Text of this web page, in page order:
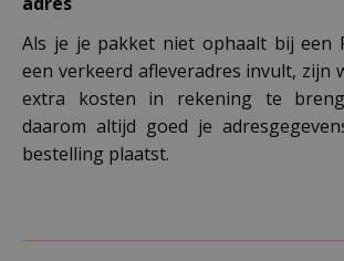
Als je je pakket niet ophaalt bij een
een verkeerd afleveradres invult, zijn
extra kosten in rekening te
daarom altijd goed je
bestelling plaatst.